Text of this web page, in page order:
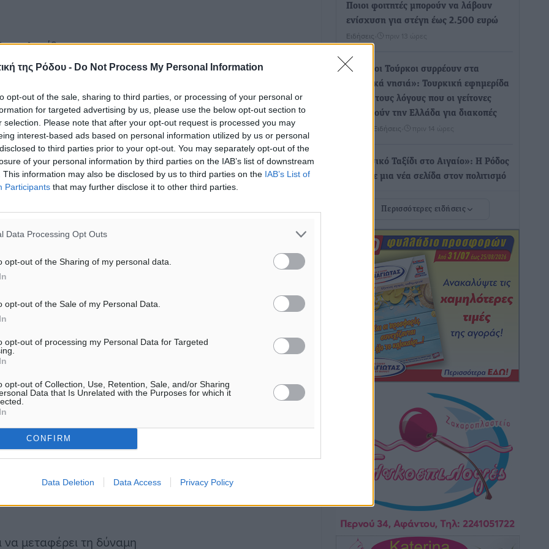
της Ρόδου - Do Not Process My Personal Information
opt-out of the sale, sharing to third parties, or processing of your personal or
for targeted advertising by us, please use the below opt-out section to
selection. Please note that after your opt-out request is processed you may
interest-based ads based on personal information utilized by us or personal
to third parties prior to your opt-out. You may separately opt-out of the
of your personal information by third parties on the IAB’s list of downstream
This information may also be disclosed by us to third parties on the IAB’s List of
Participants that may further disclose it to other third parties.
Data Processing Opt Outs
opt-out of the Sharing of my personal data.
opt-out of the Sale of my Personal Data.
opt-out of processing my Personal Data for Targeted
opt-out of Collection, Use, Retention, Sale, and/or Sharing
Data that Is Unrelated with the Purposes for which it
CONFIRM
Data Deletion Data Access Privacy Policy
αλυσίδες
θα περιλαμβάνει
μεγάλες αλυσίδες
ευρώ (Σκλαβενίτης,
Market In,
και
όπως τρόφιμα,
Αντίθετα,
τα περισσότερα
νωπά κρέατα, καθώς οι
συγκρίσεων.
τα επώνυμα προϊόντα
καθώς και
νωπά προϊόντα
της Circana Hellas, η
μεγαλύτερη εμπορική
να μεταφέρει τη δύναμη
Ποιοι φοιτητές μπορούν να λάβουν
ενίσχυση για στέγη έως 2.500 ευρώ
Ειδήσεις πριν 13 ώρες
«Γιατί οι Τούρκοι συρρέουν στα
ελληνικά νησιά»: Τουρκική εφημερίδα
εξηγεί τους λόγους που οι γείτονες
προτιμούν την Ελλάδα για διακοπές
Τοπικές Ειδήσεις πριν 14 ώρες
«Μουσικό Ταξίδι στο Αιγαίο»: Η Ρόδος
έγραψε μια νέα σελίδα στον πολιτισμό
Νοσοκομείου Ρόδου και αντιμετώπιση
των ελλείψεων προσωπικού
ανακοίνωσε ο Άδωνις Γεωργιάδης
Τοπικές Ειδήσεις• πριν 14 ώρες
Iατρικός Σύλλογος Ροδου προς Α.
Γεωργιάδη: Στρατηγικές Προτάσεις για
την Ενίσχυση της Δημόσιας Υγείας στη
Νησιωτική Ελλάδα και στα
Νοσοκομεία της Γ΄ Ζώνης
πριν 14 ώρες
Πάνθηρες: Ξεκίνησαν αισιόδοξοι για
την παρθενική “πτήση” τους
Αθλητικά• πριν 14 ώρες
Άρης Αρχαγγέλου: Στο πλευρό του
άτυχου Ιάκωβου Θωμά
Αθλητικά πριν 15 ώρες
Περισσότερες ειδήσεις